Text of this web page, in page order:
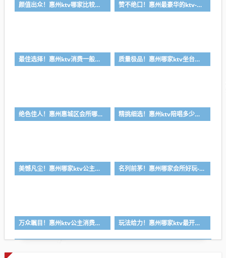
颜值出众！惠州ktv哪家比较好-首选金叶酒店ktv会所消费行情推荐 赞不绝口！惠州最豪华的ktv-首选金玉满堂ktv会所消费行情推荐
最佳选择！惠州ktv消费一般多少钱-首选金朗娱乐ktv会所消费行情推荐 质量极品！惠州哪家ktv坐台小费最高-首选喜悦酒店ktv会所消费行情推荐
绝色佳人！惠州惠城区会所哪家好-首选皇家公馆ktv会所消费行情推荐 精挑细选！惠州ktv陪唱多少钱-首选丽景国际ktv会所消费行情推荐
美憾凡尘！惠州哪家ktv公主漂亮-首选凯宾斯基ktv会所消费行情推荐 名列前茅！惠州哪家会所好玩-首选皇朝会ktv会所消费行情推荐
万众瞩目！惠州ktv公主消费一般多少钱-首选金莎汇ktv会所消费行情推荐 玩法给力！惠州哪家ktv最开放-首选逸豪ktv会所消费行情推荐